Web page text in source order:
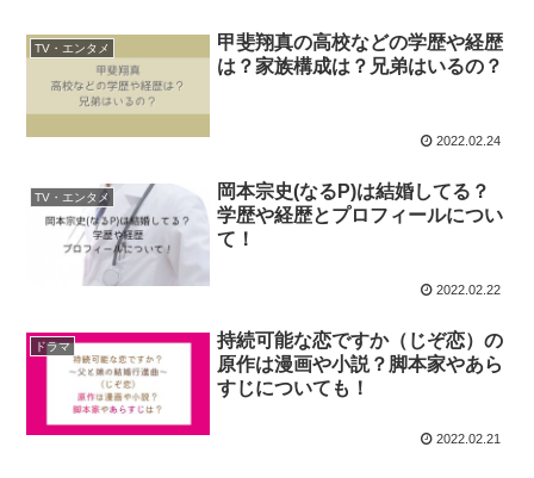
TV・エンタメ
甲斐翔真の高校などの学歴や経歴
は？家族構成は？兄弟はいるの？
2022.02.24
TV・エンタメ
岡本宗史(なるP)は結婚してる？
学歴や経歴とプロフィールについ
て！
2022.02.22
ドラマ
持続可能な恋ですか（じぞ恋）の
原作は漫画や小説？脚本家やあら
すじについても！
2022.02.21